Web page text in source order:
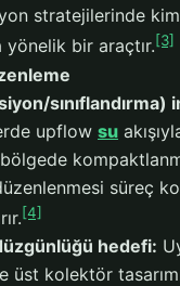
stratejilerinde
yönelik bir araçtır.[3]
sınıflandırma)
upflow su
süreç
[4]
hedefi:
üst kolektör